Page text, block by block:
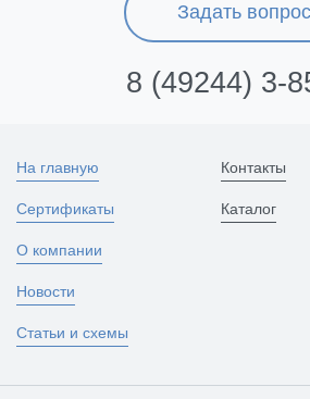
Задать вопрос
8 (49244) 3-
На главную
Сертификаты
О компании
Новости
Статьи и схемы
Контакты
Каталог